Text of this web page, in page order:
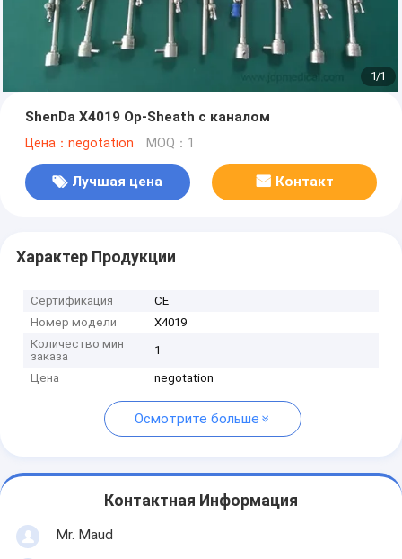
1/1
ShenDa X4019 Op-Sheath с каналом
Цена：negotation MOQ：1
Лучшая цена Контакт
Характер Продукции
Сертификация
CE
Номер модели
X4019
Количество мин
заказа
1
Цена negotation
Осмотрите больше
Контактная Информация
Mr. Maud